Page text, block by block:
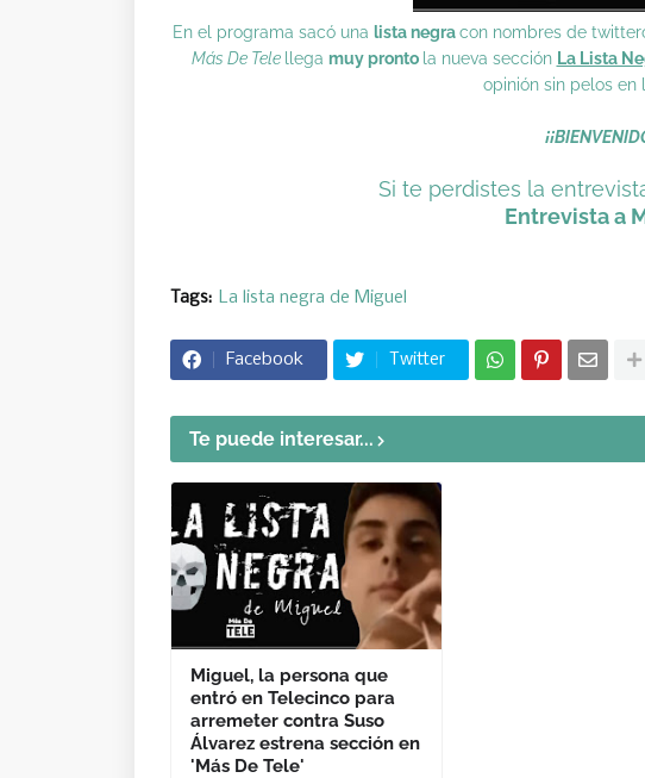
En el programa sacó una lista negracon nombres de
Más De Tele
llega muy pronto la nueva sección La Lista
opinión sin pelos en
Si te perdistes la
Entrevista a
Tags: La lista negra de Miguel
Facebook Twitter
Te puede interesar...
Miguel, la persona que
entró en Telecinco para
arremeter contra Suso
Álvarez estrena sección en
'Más De Tele'